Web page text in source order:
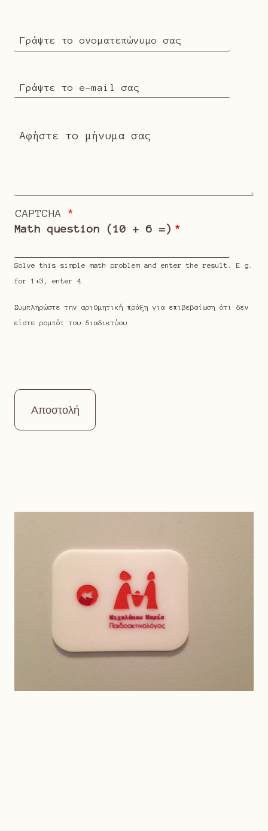
CAPTCHA
Math question (10 + 6 =)
Solve this simple math problem and enter the result. E.g.
for 1+3, enter 4.
Συμπληρώστε την αριθμητική πράξη για επιβεβαίωση ότι δεν
είστε ρομπότ του διαδικτύου